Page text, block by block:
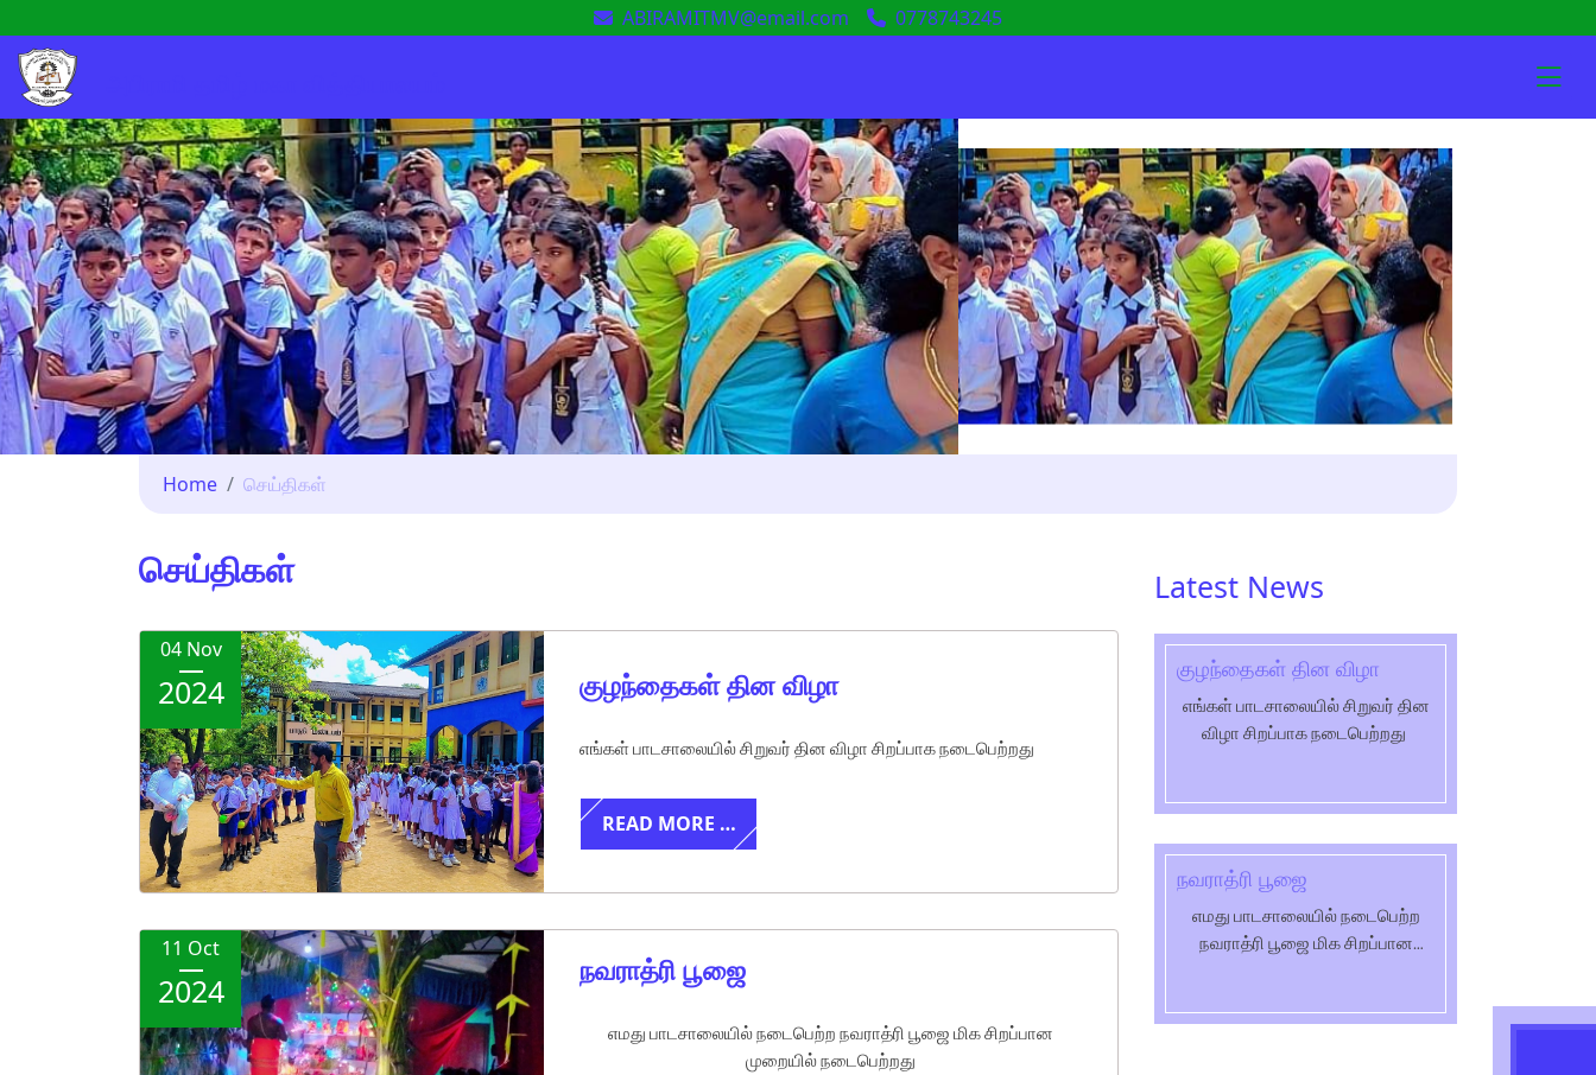
ABIRAMITMV@email.com 0778743245
Home செய்திகள்
செய்திகள்
04 Nov
2024 குழந்தைகள் தின விழா
எங்கள் பாடசாலையில் சிறுவர் தின விழா சிறப்பாக நடைபெற்றது
READ MORE …
11 Oct
2024
நவராத்ரி பூஜை
எமது பாடசாலையில் நடைபெற்ற நவராத்ரி பூஜை மிக சிறப்பான
முறையில் நடைபெற்றது
Latest News
குழந்தைகள் தின விழா
எங்கள் பாடசாலையில் சிறுவர் தின
விழா சிறப்பாக நடைபெற்றது
நவராத்ரி பூஜை
எமது பாடசாலையில் நடைபெற்ற
நவராத்ரி பூஜை மிக சிறப்பான